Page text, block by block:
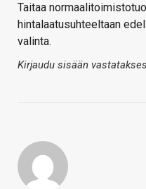
Taitaa
hintalaatusuhteeltaan
valinta.
Kirjaudu sisään